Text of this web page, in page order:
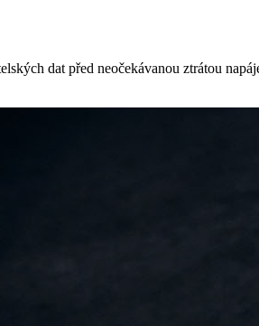
dat před neočekávanou ztrátou